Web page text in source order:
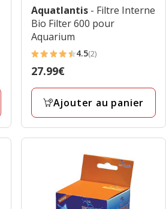
Aquatlantis - Filtre Interne
Bio Filter 600 pour
Aquarium
4.5
étoiles
avec
avis
4.5(2)
Prix
27.99€
27.99€
Ajouter au panier